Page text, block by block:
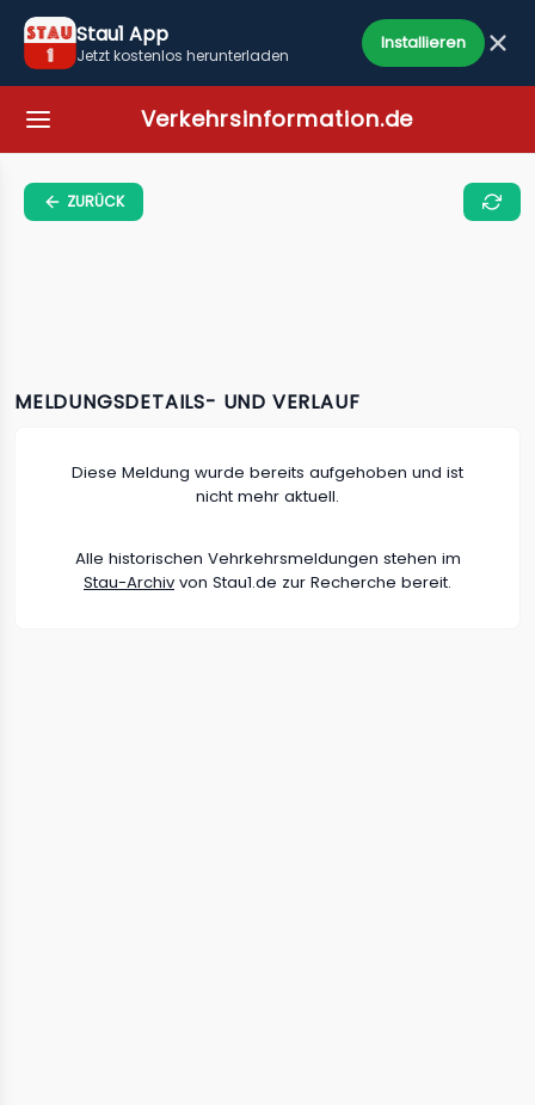
Stau1 App
Jetzt kostenlos herunterladen
Installieren
Verkehrsinformation.de
ZURÜCK
MELDUNGSDETAILS- UND VERLAUF
Diese Meldung wurde bereits aufgehoben und ist
nicht mehr aktuell.
Alle historischen Vehrkehrsmeldungen stehen im
Stau-Archiv von Stau1.de zur Recherche bereit.